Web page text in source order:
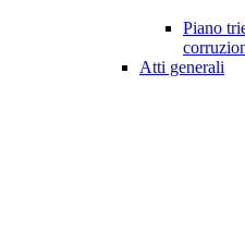
Piano
Atti generali